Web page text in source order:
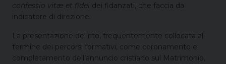
confessio vitæ et fidei dei fidanzati, che faccia da
indicatore di direzione.
La presentazione del rito, frequentemente collocata al
termine dei percorsi formativi, come coronamento e
completamento dell’annuncio cristiano sul Matrimonio,